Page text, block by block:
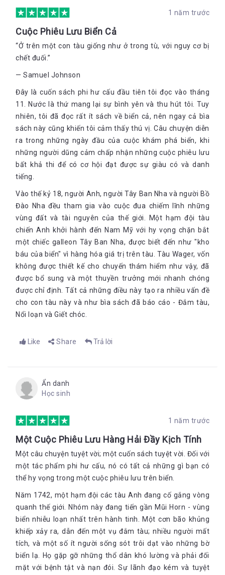
1 năm trước
Cuộc Phiêu Lưu Biển Cả
“Ở trên một con tàu giống như ở trong tù, với nguy cơ bị
chết đuối.”
— Samuel Johnson
Đây là cuốn sách phi hư cấu đầu tiên tôi đọc vào tháng
11. Nước là thứ mang lại sự bình yên và thu hút tôi. Tuy
nhiên, tôi đã đọc rất ít sách về biển cả, nên ngay cả bìa
sách này cũng khiến tôi cảm thấy thú vị. Câu chuyện diễn
ra trong những ngày đầu của cuộc khám phá biển, khi
những người dũng cảm chấp nhận những cuộc phiêu lưu
bất khả thi để có cơ hội đạt được sự giàu có và danh
tiếng.
Vào thế kỷ 18, người Anh, người Tây Ban Nha và người Bồ
Đào Nha đều tham gia vào cuộc đua chiếm lĩnh những
vùng đất và tài nguyên của thế giới. Một hạm đội tàu
chiến Anh khởi hành đến Nam Mỹ với hy vọng chặn bắt
một chiếc galleon Tây Ban Nha, được biết đến như "kho
báu của biển" vì hàng hóa giá trị trên tàu. Tàu Wager, vốn
không được thiết kế cho chuyến thám hiểm như vậy, đã
được bổ sung và một thuyền trưởng mới nhanh chóng
được chỉ định. Tất cả những điều này tạo ra nhiều vấn đề
cho con tàu này và như bìa sách đã báo cáo - Đắm tàu,
Nổi loạn và Giết chóc.
Like Share Trả lời
Ẩn danh
Học sinh
1 năm trước
Một Cuộc Phiêu Lưu Hàng Hải Đầy Kịch Tính
Một câu chuyện tuyệt vời; một cuốn sách tuyệt vời. Đối với
một tác phẩm phi hư cấu, nó có tất cả những gì bạn có
thể hy vọng trong một cuộc phiêu lưu trên biển.
Năm 1742, một hạm đội các tàu Anh đang cố gắng vòng
quanh thế giới. Nhóm này đang tiến gần Mũi Horn - vùng
biển nhiễu loạn nhất trên hành tinh. Một cơn bão khủng
khiếp xảy ra, dẫn đến một vụ đắm tàu; nhiều người mất
tích, và một số ít người sống sót trôi dạt vào những bờ
biển lạ. Họ gặp gỡ những thổ dân khó lường và phải đối
mặt với bệnh tật và nạn đói. Sự lãnh đạo kém và tuyệt